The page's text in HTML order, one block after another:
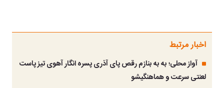
اخبار مرتبط
آواز محلی؛ به به بنازم رقص پای آذری پسره انگار آهوی تیز پاست
لعنتی سرعت و هماهنگیشو